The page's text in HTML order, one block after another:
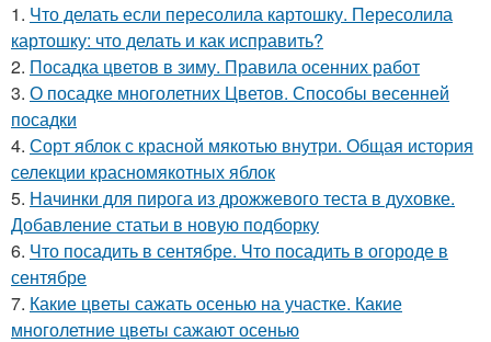
1. Что делать если пересолила картошку. Пересолила
картошку: что делать и как исправить?
2. Посадка цветов в зиму. Правила осенних работ
3. О посадке многолетних Цветов. Способы весенней
посадки
4. Сорт яблок с красной мякотью внутри. Общая история
селекции красномякотных яблок
5. Начинки для пирога из дрожжевого теста в духовке.
Добавление статьи в новую подборку
6. Что посадить в сентябре. Что посадить в огороде в
сентябре
7. Какие цветы сажать осенью на участке. Какие
многолетние цветы сажают осенью